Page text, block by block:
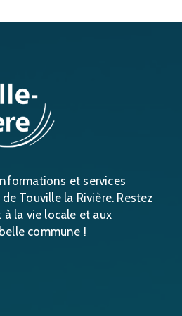
et services
Touville la Rivière. Restez
la vie locale et aux
commune !